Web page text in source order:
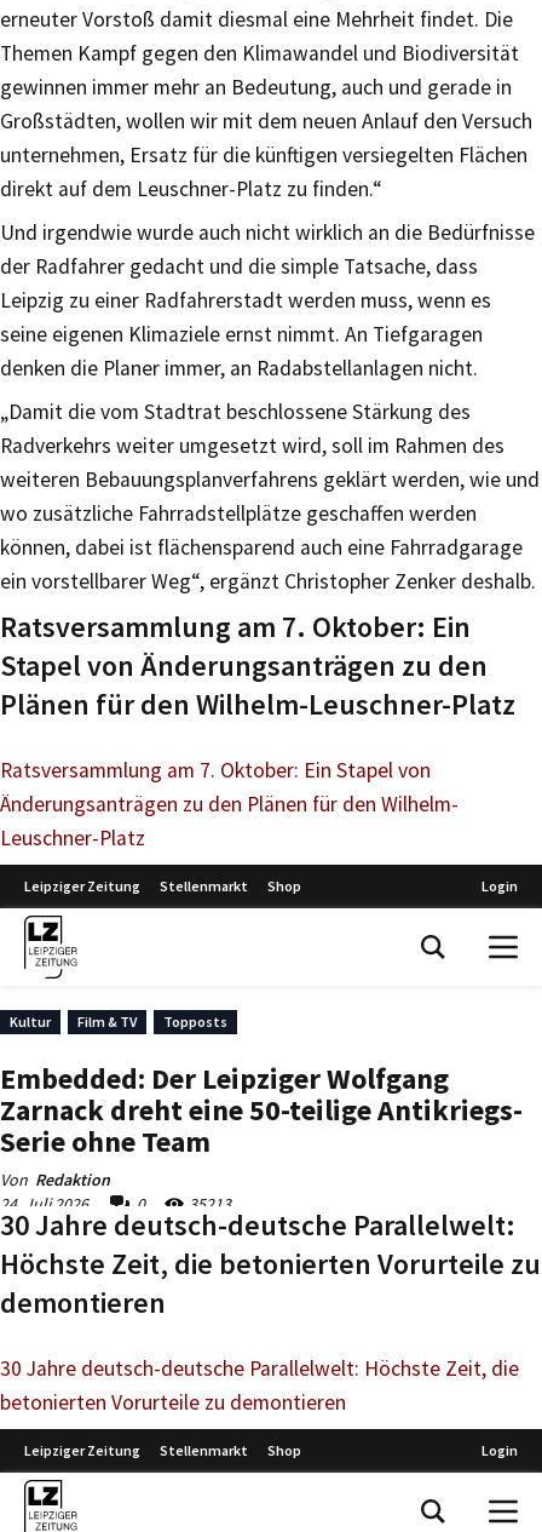
erneuter Vorstoß damit diesmal eine Mehrheit findet. Die
Themen Kampf gegen den Klimawandel und Biodiversität
gewinnen immer mehr an Bedeutung, auch und gerade in
Großstädten, wollen wir mit dem neuen Anlauf den Versuch
unternehmen, Ersatz für die künftigen versiegelten Flächen
direkt auf dem Leuschner-Platz zu finden.“
Und irgendwie wurde auch nicht wirklich an die Bedürfnisse
der Radfahrer gedacht und die simple Tatsache, dass
Leipzig zu einer Radfahrerstadt werden muss, wenn es
seine eigenen Klimaziele ernst nimmt. An Tiefgaragen
denken die Planer immer, an Radabstellanlagen nicht.
„Damit die vom Stadtrat beschlossene Stärkung des
Radverkehrs weiter umgesetzt wird, soll im Rahmen des
weiteren Bebauungsplanverfahrens geklärt werden, wie und
wo zusätzliche Fahrradstellplätze geschaffen werden
können, dabei ist flächensparend auch eine Fahrradgarage
ein vorstellbarer Weg“, ergänzt Christopher Zenker deshalb.
Ratsversammlung am 7. Oktober: Ein
Stapel von Änderungsanträgen zu den
Plänen für den Wilhelm-Leuschner-Platz
Ratsversammlung am 7. Oktober: Ein Stapel von
Änderungsanträgen zu den Plänen für den Wilhelm-
Leuschner-Platz
30 Jahre deutsch-deutsche Parallelwelt:
Höchste Zeit, die betonierten Vorurteile zu
demontieren
30 Jahre deutsch-deutsche Parallelwelt: Höchste Zeit, die
betonierten Vorurteile zu demontieren